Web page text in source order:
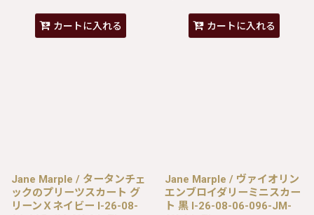
カートに入れる カートに入れる
Jane Marple / タータンチェ
ックのプリーツスカート グ
リーンＸネイビー I-26-08-
Jane Marple / ヴァイオリン
エンブロイダリーミニスカー
ト 黒 I-26-08-06-096-JM-